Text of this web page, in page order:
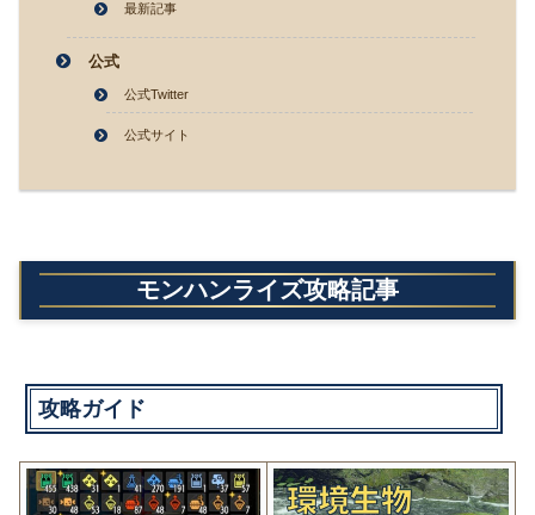
最新記事
公式
公式Twitter
公式サイト
モンハンライズ攻略記事
攻略ガイド